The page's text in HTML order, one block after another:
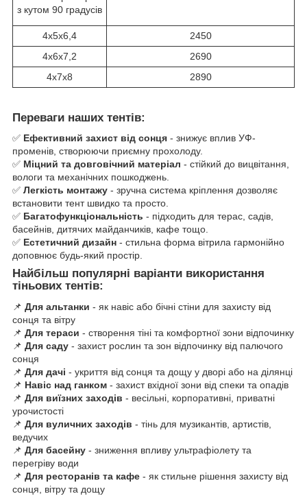
з кутом 90 градусів
4х5х6,4
2450
4х6х7,2
2690
4х7х8
2890
Переваги наших тентів:
✅ Ефективний захист від сонця - знижує вплив УФ-
променів, створюючи приємну прохолоду.
✅ Міцний та довговічний матеріал - стійкий до вицвітання,
вологи та механічних пошкоджень.
✅ Легкість монтажу - зручна система кріплення дозволяє
встановити тент швидко та просто.
✅ Багатофункціональність - підходить для терас, садів,
басейнів, дитячих майданчиків, кафе тощо.
✅ Естетичний дизайн - стильна форма вітрила гармонійно
доповнює будь-який простір.
Найбільш популярні варіанти використання
тіньових тентів:
📌 Для альтанки - як навіс або бічні стіни для захисту від
сонця та вітру
📌 Для тераси - створення тіні та комфортної зони відпочинку
📌 Для саду - захист рослин та зон відпочинку від палючого
сонця
📌 Для дачі - укриття від сонця та дощу у дворі або на ділянці
📌 Навіс над ганком - захист вхідної зони від спеки та опадів
📌 Для виїзних заходів - весільні, корпоративні, приватні
урочистості
📌 Для вуличних заходів - тінь для музикантів, артистів,
ведучих
📌 Для басейну - зниження впливу ультрафіолету та
перегріву води
📌 Для ресторанів та кафе - як стильне рішення захисту від
сонця, вітру та дощу